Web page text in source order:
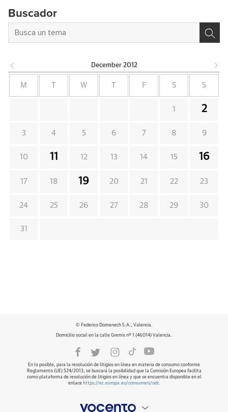
Buscador
December 2012
M W F S S
1 2
3 4 5 6 7 8 9
10 11 12 13 14 15 16
17 18 19 20 21 22 23
24 25 26 27 28 29 30
31
© Federico Domenech S.A., Valencia.
Domicilio social en la calle Gremis nº 1 (46014) Valencia.
En lo posible, para la resolución de litigios en línea en materia de consumo conforme
Reglamento (UE) 524/2013, se buscará la posibilidad que la Comisión Europea facilita
como plataforma de resolución de litigios en línea y que se encuentra disponible en el
enlace https://ec.europa.eu/consumers/odr.